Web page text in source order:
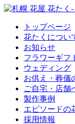
トップページ
花たくについ
お知らせ
フラワーギフ
ウェディング
お供え・葬儀
ご自宅・店舗
製作事例
エピソードの
採用情報